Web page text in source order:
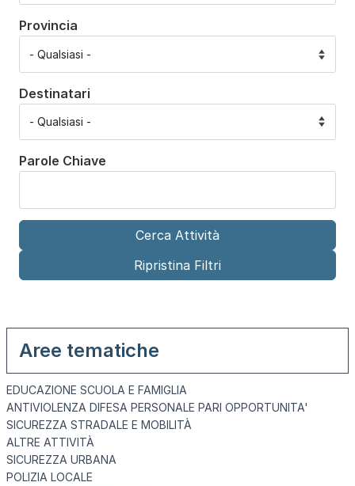
Provincia
Destinatari
Parole Chiave
Aree tematiche
EDUCAZIONE SCUOLA E FAMIGLIA
ANTIVIOLENZA DIFESA PERSONALE PARI OPPORTUNITA'
SICUREZZA STRADALE E MOBILITÀ
ALTRE ATTIVITÀ
SICUREZZA URBANA
POLIZIA LOCALE